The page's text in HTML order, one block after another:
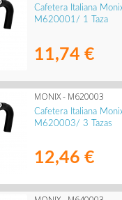
Cafetera Italiana
M620001/ 1 Taza
11,74 €
MONIX - M620003
Cafetera Italiana
M620003/ 3 Tazas
12,46 €